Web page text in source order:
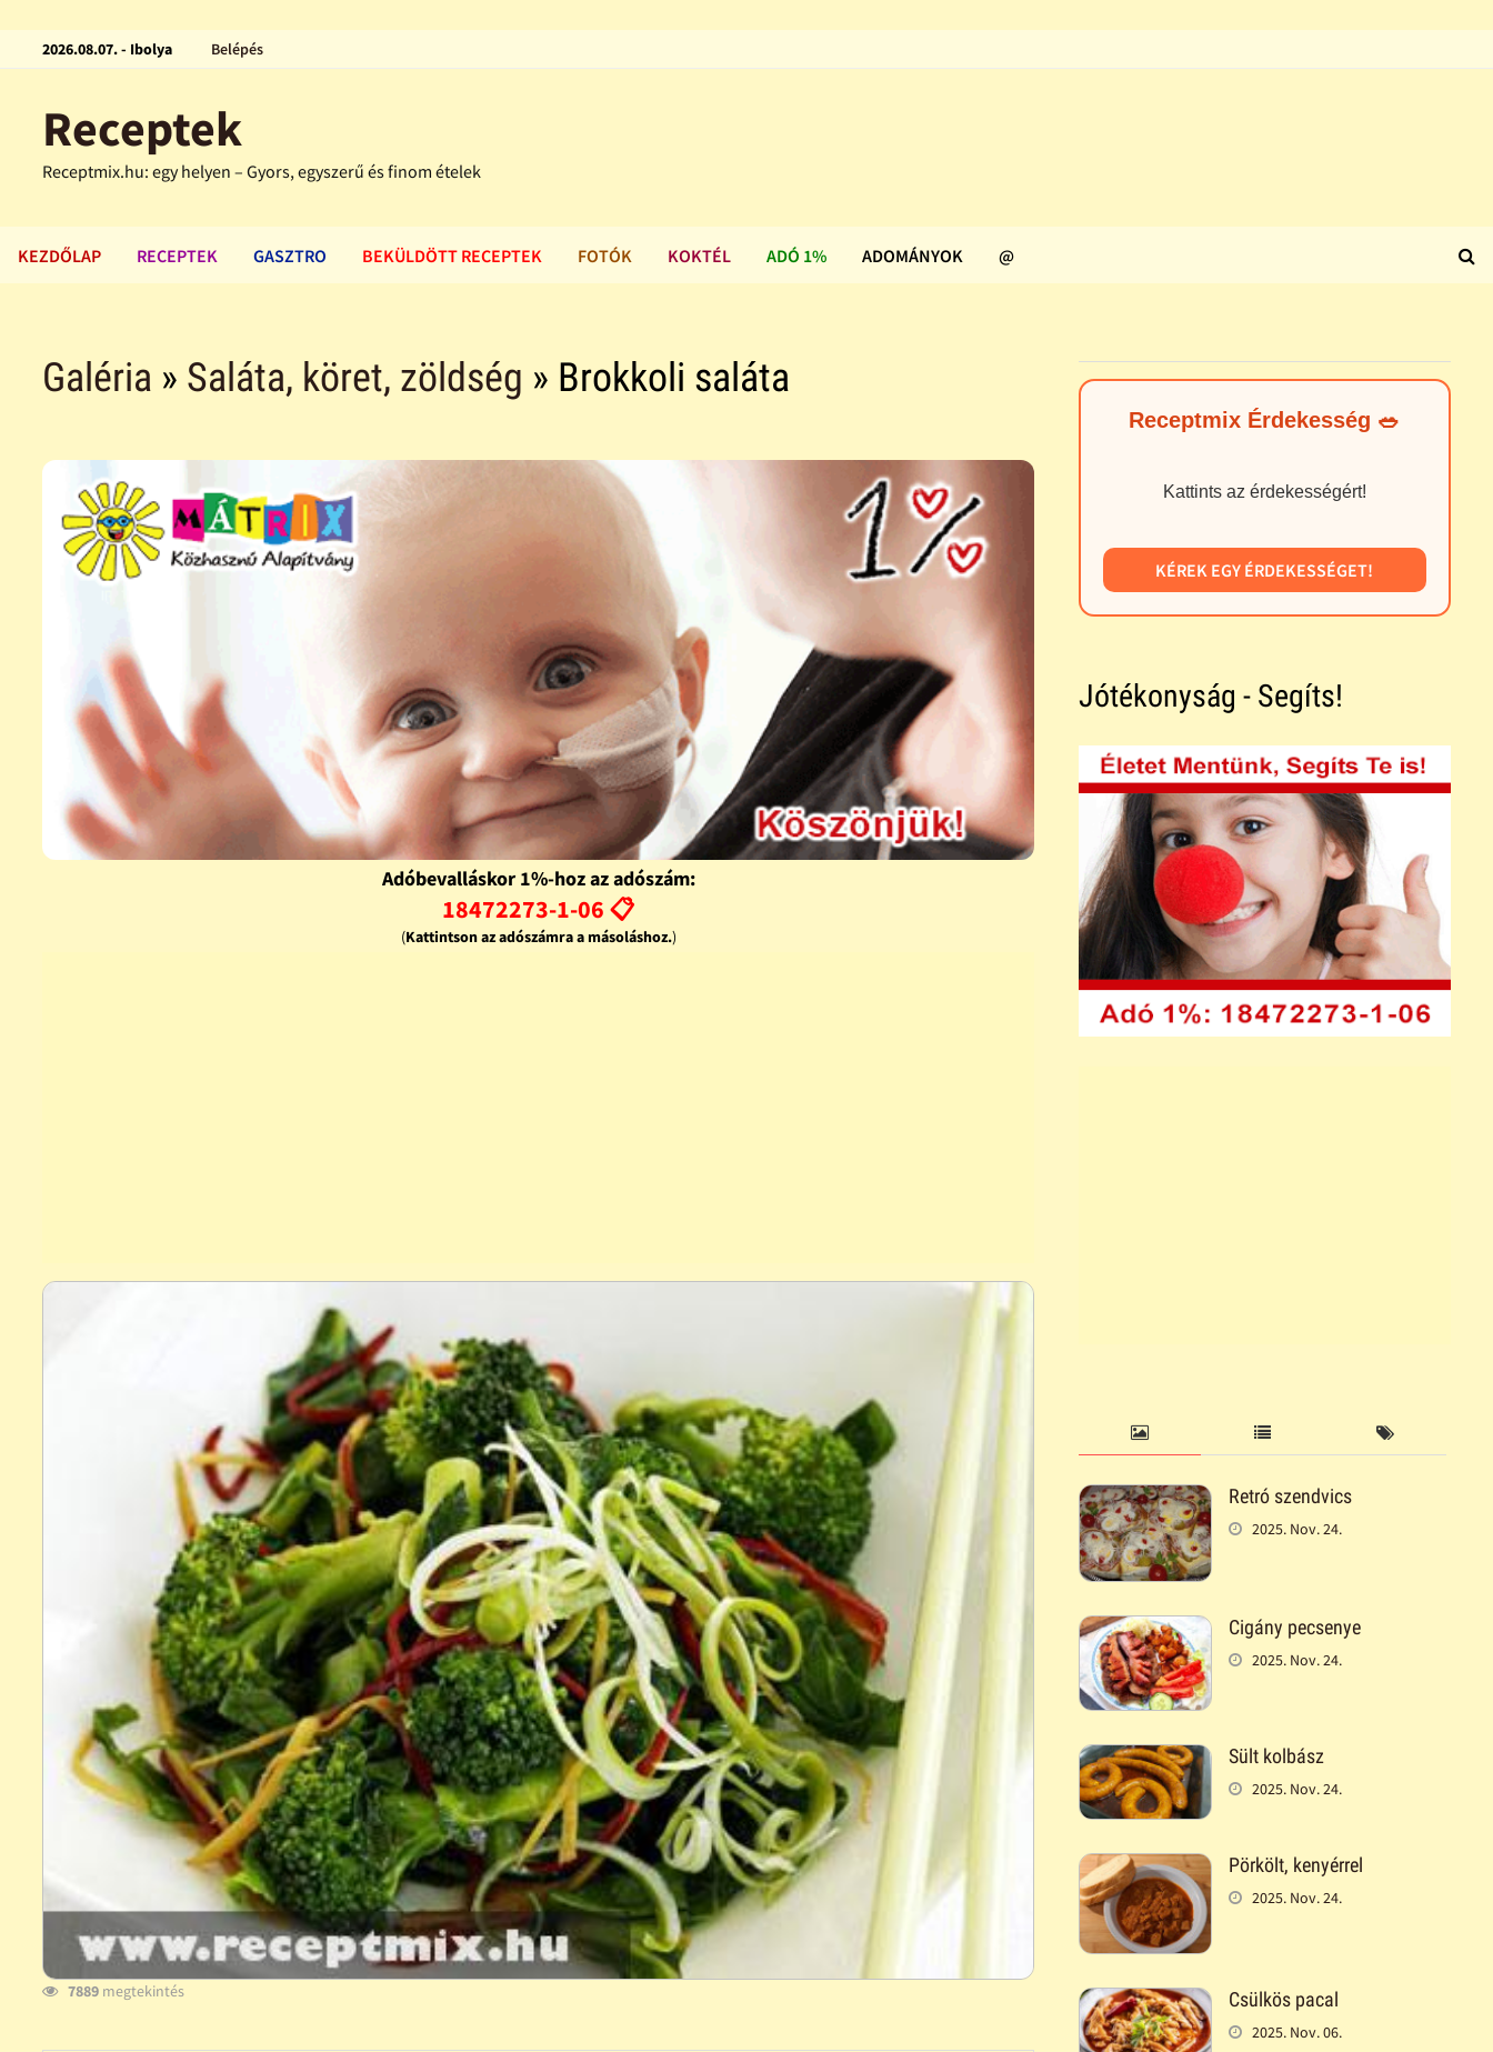
2026.08.07. - Ibolya Belépés
Receptek
Receptmix.hu: egy helyen – Gyors, egyszerű és finom ételek
KEZDŐLAP RECEPTEK GASZTRO BEKÜLDÖTT RECEPTEK FOTÓK KOKTÉL ADÓ 1% ADOMÁNYOK @
Galéria » Saláta, köret, zöldség » Brokkoli saláta
Adóbevalláskor 1%-hoz az adószám:
18472273-1-06 📋
(Kattintson az adószámra a másoláshoz.)
7889 megtekintés
Receptmix Érdekesség 🥗
Kattints az érdekességért!
KÉREK EGY ÉRDEKESSÉGET!
Jótékonyság - Segíts!
Retró szendvics
2025. Nov. 24.
Cigány pecsenye
2025. Nov. 24.
Sült kolbász
2025. Nov. 24.
Pörkölt, kenyérrel
2025. Nov. 24.
Csülkös pacal
2025. Nov. 06.